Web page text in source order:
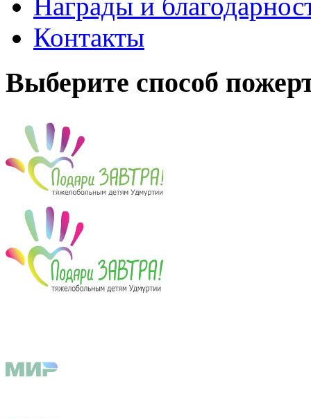
Контакты
Выберите способ